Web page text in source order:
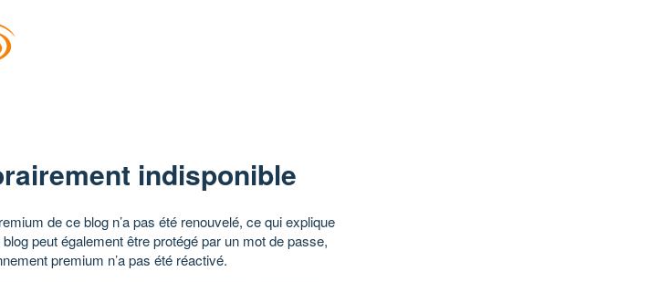
indisponible
de ce blog n’a pas été renouvelé, ce qui explique
peut également être protégé par un mot de passe,
premium n’a pas été réactivé.